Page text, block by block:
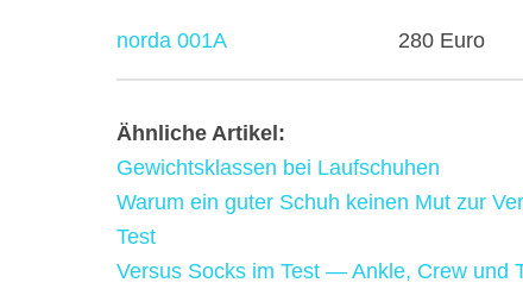
norda 001A 280 Euro
Ähnliche Artikel:
Gewichtsklassen bei Laufschuhen
Warum ein guter Schuh keinen Mut zur
Test
Versus Socks im Test — Ankle, Crew und